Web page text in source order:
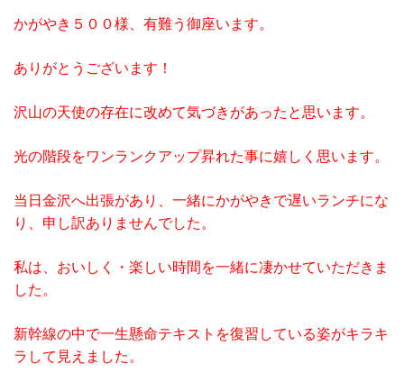
かがやき５００様、有難う御座います。
ありがとうございます！
沢山の天使の存在に改めて気づきがあったと思います。
光の階段をワンランクアップ昇れた事に嬉しく思います。
当日金沢へ出張があり、一緒にかがやきで遅いランチにな
り、申し訳ありませんでした。
私は、おいしく・楽しい時間を一緒に凄かせていただきま
した。
新幹線の中で一生懸命テキストを復習している姿がキラキ
ラして見えました。